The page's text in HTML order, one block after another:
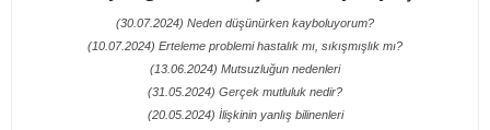
(30.07.2024) Neden düşünürken kayboluyorum?
(10.07.2024) Erteleme problemi hastalık mı, sıkışmışlık mı?
(13.06.2024) Mutsuzluğun nedenleri
(31.05.2024) Gerçek mutluluk nedir?
(20.05.2024) İlişkinin yanlış bilinenleri